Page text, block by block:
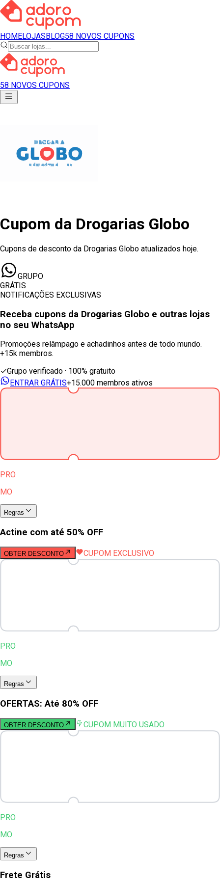
HOMELOJASBLOG58 NOVOS CUPONS
58 NOVOS CUPONS
Cupom da Drogarias Globo
Cupons de desconto da Drogarias Globo atualizados hoje.
GRUPO
GRÁTIS
NOTIFICAÇÕES EXCLUSIVAS
Receba cupons da Drogarias Globo e outras lojas
no seu WhatsApp
Promoções relâmpago e achadinhos antes de todo mundo.
+15k membros.
✓Grupo verificado · 100% gratuito
ENTRAR GRÁTIS+15.000 membros ativos
PRO
MO
Regras
Actine com até 50% OFF
OBTER DESCONTO CUPOM EXCLUSIVO
PRO
MO
Regras
OFERTAS: Até 80% OFF
OBTER DESCONTO CUPOM MUITO USADO
PRO
MO
Regras
Frete Grátis